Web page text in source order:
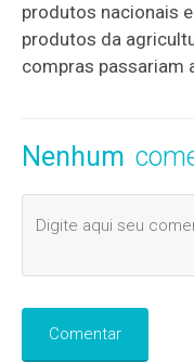
produtos nacionais
produtos da
compras passariam
Nenhum
Comentar